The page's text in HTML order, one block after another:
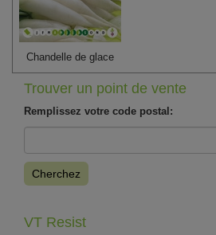
Chandelle de glace
Trouver un point de vente
Remplissez votre code postal:
Cherchez
VT Resist